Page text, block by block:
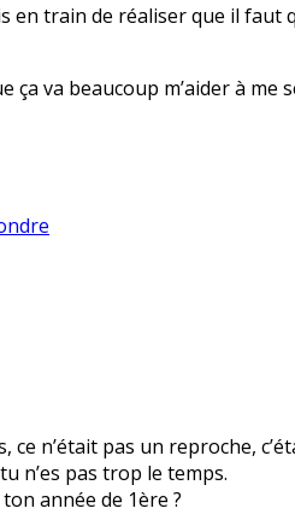
en train de réaliser que il
va beaucoup m’aider à
ce n’était pas un reproche,
n’es pas trop le temps.
année de 1ère ?